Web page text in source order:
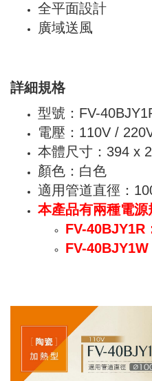
全平面設計
廣域送風
詳細規格
型號：FV-
電壓：110V /
本體尺寸：394 x
顏色：白色
適用管道直徑：
本產品有兩種電源
FV-40BJY1R
FV-